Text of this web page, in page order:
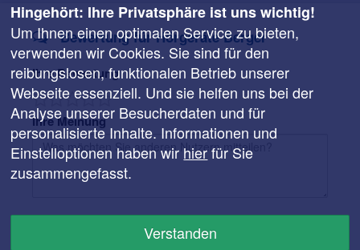
Bewertung für Hörgeräte Berger
Ihre Bewertung
Ihre Meinung
Ihr Name
Hingehört: Ihre Privatsphäre ist uns wichtig!
Um Ihnen einen optimalen Service zu bieten,
verwenden wir Cookies. Sie sind für den
reibungslosen, funktionalen Betrieb unserer
Webseite essenziell. Und sie helfen uns bei der
Analyse unserer Besucherdaten und für
personalisierte Inhalte. Informationen und
Einstelloptionen haben wir hierfür Sie
zusammengefasst.
Verstanden